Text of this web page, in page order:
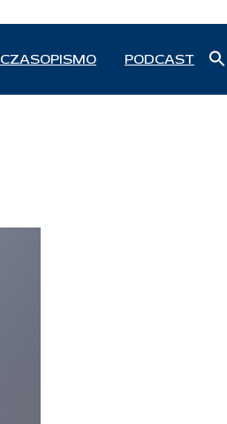
CZASOPISMO PODCAST